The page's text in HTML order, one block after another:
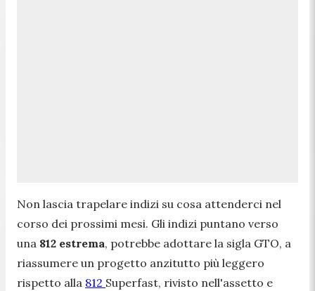
Non lascia trapelare indizi su cosa attenderci nel
corso dei prossimi mesi. Gli indizi puntano verso
una 812 estrema, potrebbe adottare la sigla GTO, a
riassumere un progetto anzitutto più leggero
rispetto alla 812 Superfast, rivisto nell'assetto e